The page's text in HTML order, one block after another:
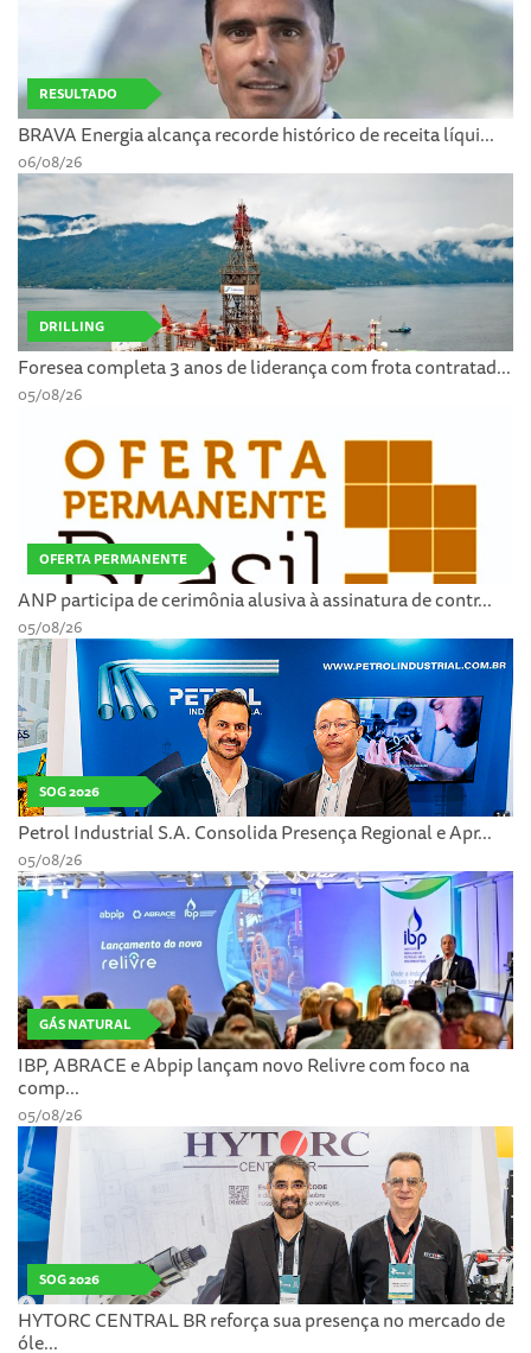
RESULTADO
BRAVA Energia alcança recorde histórico de receita líqui...
06/08/26
DRILLING
Foresea completa 3 anos de liderança com frota contratad...
05/08/26
OFERTA PERMANENTE
ANP participa de cerimônia alusiva à assinatura de contr...
05/08/26
SOG 2026
Petrol Industrial S.A. Consolida Presença Regional e Apr...
05/08/26
GÁS NATURAL
IBP, ABRACE e Abpip lançam novo Relivre com foco na
comp...
05/08/26
SOG 2026
HYTORC CENTRAL BR reforça sua presença no mercado de
óle...